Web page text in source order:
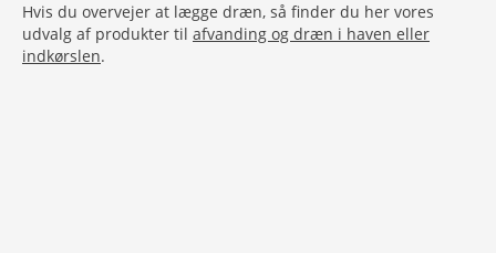
Hvis du overvejer at lægge dræn, så finder du her vores
udvalg af produkter til afvanding og dræn i haven eller
indkørslen.